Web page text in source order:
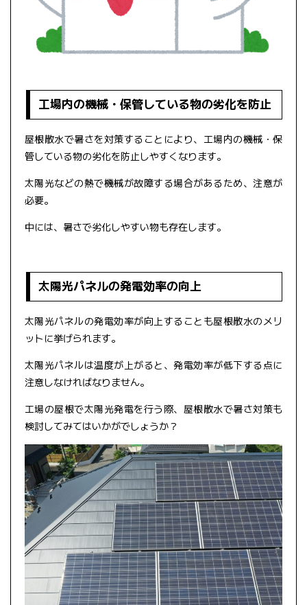
工場内の機械・保管している物の劣化を防止
屋根散水で暑さを対策することにより、工場内の機械・保
管している物の劣化を防止しやすくなります。
太陽光などの熱で機械が故障する場合があるため、注意が
必要。
中には、暑さで劣化しやすい物も存在します。
太陽光パネルの発電効率の向上
太陽光パネルの発電効率が向上することも屋根散水のメリ
ットに挙げられます。
太陽光パネルは温度が上がると、発電効率が低下する点に
注意しなければなりません。
工場の屋根で太陽光発電を行う際、屋根散水で暑さ対策も
検討してみてはいかがでしょうか？